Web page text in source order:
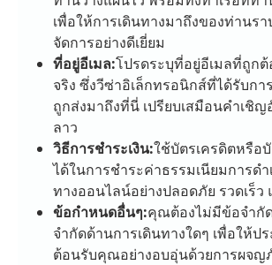
เพื่อให้การเดินทางมาถึงของท่านร
จัดการอย่างดีเยี่ยม
ที่อยู่อีเมล:โปรดระบุที่อยู่อีเมลที่ถูก
จริง ซึ่งวีซ่าอิเล็กทรอนิกส์ที่ได้รับก
ถูกส่งมาถึงที่นี่ เปรียบเสมือนคำเชิ
ลาว
วิธีการชำระเงิน:ใช้บัตรเครดิตหรือ
ได้ในการชำระค่าธรรมเนียมการดำ
ทางออนไลน์อย่างปลอดภัย รวดเร็ว
ข้อกำหนดอื่นๆ:คุณต้องไม่มีข้อจำกั
จำกัดด้านการเดินทางใดๆ เพื่อให้ป
ต้อนรับคุณอย่างอบอุ่นด้วยการผจญ